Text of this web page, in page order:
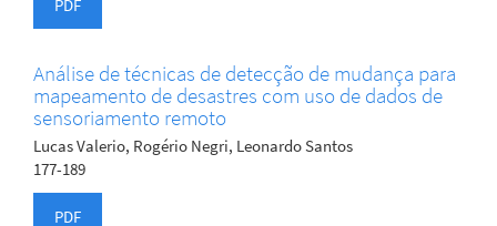
PDF
Análise de técnicas de detecção de mudança para
mapeamento de desastres com uso de dados de
sensoriamento remoto
Lucas Valerio, Rogério Negri, Leonardo Santos
177-189
PDF